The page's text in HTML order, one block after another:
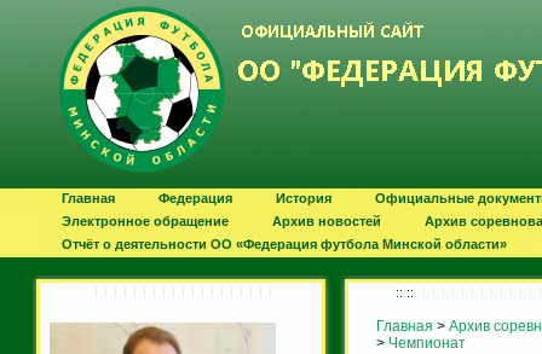
Главная Федерация История
Официальные
Электронное обращение
Архив новостей
Архив
Отчёт о деятельности ОО «Федерация футбола Минской области»
:: ::
Главная > Архив
> Чемпионат